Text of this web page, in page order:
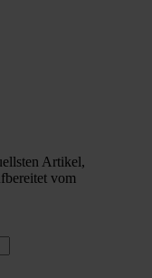
Artikel,
vom